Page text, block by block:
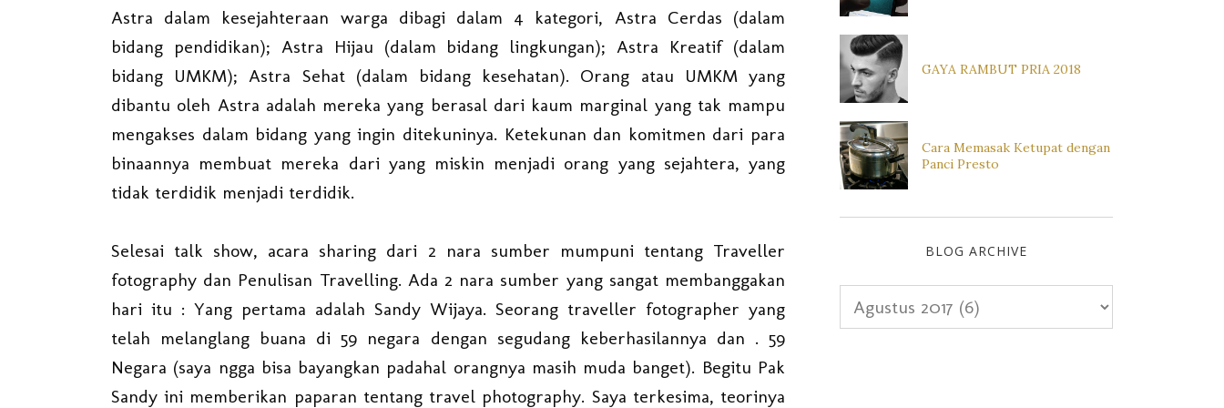
Astra dalam kesejahteraan warga dibagi dalam 4 kategori, Astra Cerdas (dalam
bidang pendidikan); Astra Hijau (dalam bidang lingkungan); Astra Kreatif (dalam
bidang UMKM); Astra Sehat (dalam bidang kesehatan). Orang atau UMKM yang
dibantu oleh Astra adalah mereka yang berasal dari kaum marginal yang tak mampu
mengakses dalam bidang yang ingin ditekuninya. Ketekunan dan komitmen dari para
binaannya membuat mereka dari yang miskin menjadi orang yang sejahtera, yang
tidak terdidik menjadi terdidik.
Selesai talk show, acara sharing dari 2 nara sumber mumpuni tentang Traveller
fotography dan Penulisan Travelling. Ada 2 nara sumber yang sangat membanggakan
hari itu : Yang pertama adalah Sandy Wijaya. Seorang traveller fotographer yang
telah melanglang buana di 59 negara dengan segudang keberhasilannya dan . 59
Negara (saya ngga bisa bayangkan padahal orangnya masih muda banget). Begitu Pak
Sandy ini memberikan paparan tentang travel photography. Saya terkesima, teorinya
GAYA RAMBUT PRIA 2018
Cara Memasak Ketupat dengan
Panci Presto
BLOG ARCHIVE